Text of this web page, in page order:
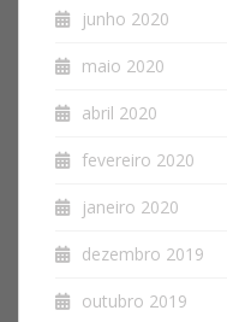
junho 2020
maio 2020
abril 2020
fevereiro 2020
janeiro 2020
dezembro 2019
outubro 2019